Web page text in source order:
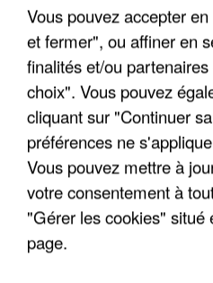
6 août 2026
Gabriel Attal et Raphaël
ingérences...
Sollicité, Sébastien
commun" avec les partis à
Vous pouvez accepter
et fermer", ou affiner en
finalités et/ou
choix". Vous pouvez
cliquant sur "Continuer
préférences ne
Vous pouvez mettre à
votre consentement à
"Gérer les cookies" situé
page.